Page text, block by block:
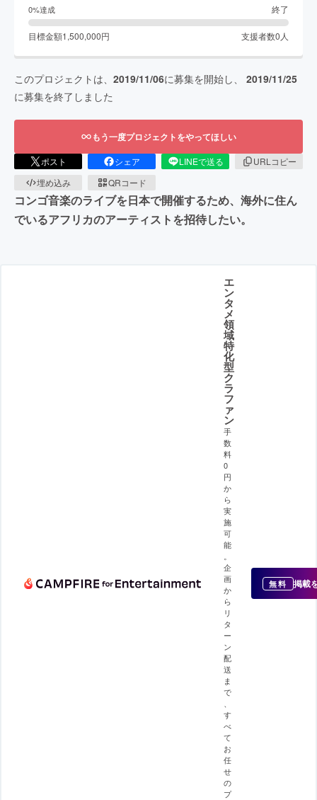
0%達成 終了
目標金額1,500,000円 支援者数0 人
このプロジェクトは、 2019/11/06に募集を開始し、 2019/11/25
に募集を終了しました
もう一度プロジェクトをやってほしい
ポスト シェア LINEで送る
URLコピー
埋め込み
QRコード
コンゴ音楽のライブを日本で開催するため、海外に住ん
でいるアフリカのアーティストを招待したい。
エ
ン
タ
メ
領
域
特
化
型
ク
ラ
フ
ァ
ン
手
数
料
0
円
か
ら
実
施
可
能
企
画
か
ら
リ
タ
ー
ン
配
送
ま
で
す
べ
て
お
任
せ
の
プ
無料 掲載